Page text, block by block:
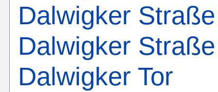
Dalwigker
Dalwigker
Dalwigker Tor